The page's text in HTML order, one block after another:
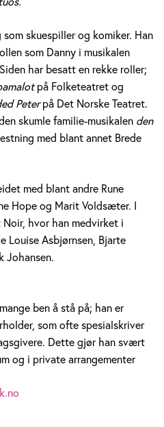
skuespiller og komiker. Han
som Danny i musikalen
har besatt en rekke roller;
på Folketeatret og
Peterpå Det Norske Teatret.
skumle familie-musikalen den
med blant annet Brede
med blant andre Rune
Hope og Marit Voldsæter. I
hvor han medvirket i
Louise Asbjørnsen, Bjarte
Johansen.
ben å stå på; han er
som ofte spesialskriver
Dette gjør han svært
og i private arrangementer